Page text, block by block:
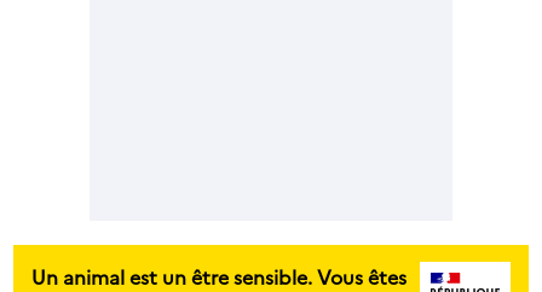
Un animal est un être sensible. Vous êtes